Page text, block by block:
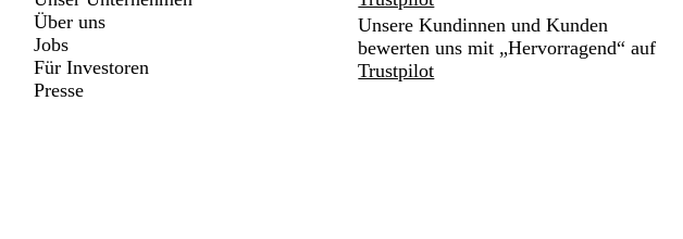
Über uns
Jobs
Für Investoren
Presse
Unsere Kundinnen und Kunden
bewerten uns mit „Hervorragend“ auf
Trustpilot